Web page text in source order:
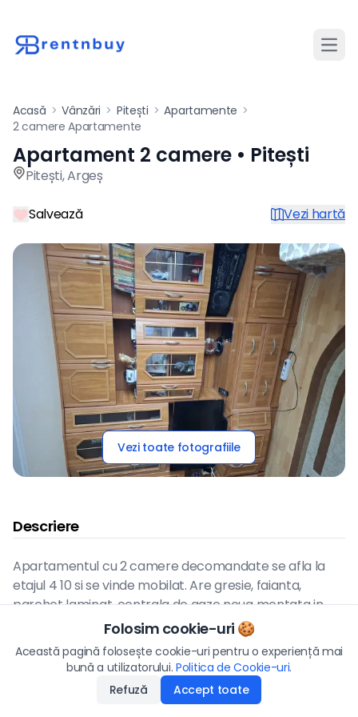
Acasă > Vânzări > Pitești > Apartamente >
2 camere Apartamente
Apartament de vânzare cu
Apartament 2 camere • Pitești
Pitești,Argeș
Salvează Vezi hartă
Vezi toate fotografiile
Descriere
Apartamentul cu 2 camere decomandate se afla la
etajul 4 10 si se vinde mobilat. Are gresie, faianta,
parchet laminat, centrala de gaze noua montata in
anul 2025, 2 balcoane inchise cu termopan si usa
metalica la intrare
Preț
80.000€
10.06.2026
Aplică
Folosim cookie-uri 🍪
Această pagină folosește cookie-uri pentru o experiență mai
bună a utilizatorului. Politica de Cookie-uri.
Refuză
Accept toate